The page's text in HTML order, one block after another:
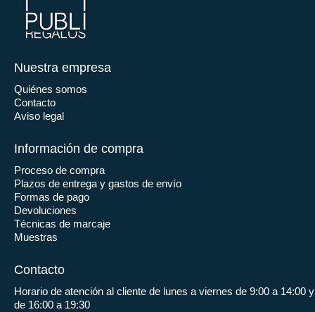
Nuestra empresa
Quiénes somos
Contacto
Aviso legal
Información de compra
Proceso de compra
Plazos de entrega y gastos de envío
Formas de pago
Devoluciones
Técnicas de marcaje
Muestras
Contacto
Horario de atención al cliente de lunes a viernes de 9:00 a 14:00 y
de 16:00 a 19:30